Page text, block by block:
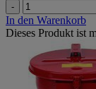
-
In den Warenkorb
Dieses Produkt ist